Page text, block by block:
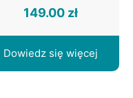
149.00 zł
Dowiedz się więcej